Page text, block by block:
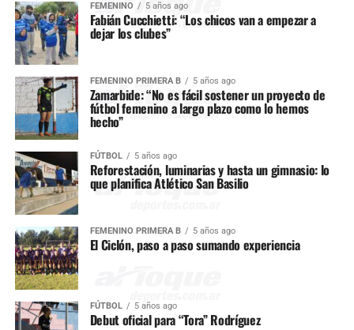
FEMENINO 5 años ago
Fabián Cucchietti: “Los chicos van a empezar a
dejar los clubes”
FEMENINO PRIMERA B 5 años ago
Zamarbide: “No es fácil sostener un proyecto de
fútbol femenino a largo plazo como lo hemos
hecho”
FÚTBOL 5 años ago
Reforestación, luminarias y hasta un gimnasio: lo
que planifica Atlético San Basilio
FEMENINO PRIMERA B 5 años ago
El Ciclón, paso a paso sumando experiencia
FÚTBOL 5 años ago
Debut oficial para “Tora” Rodríguez